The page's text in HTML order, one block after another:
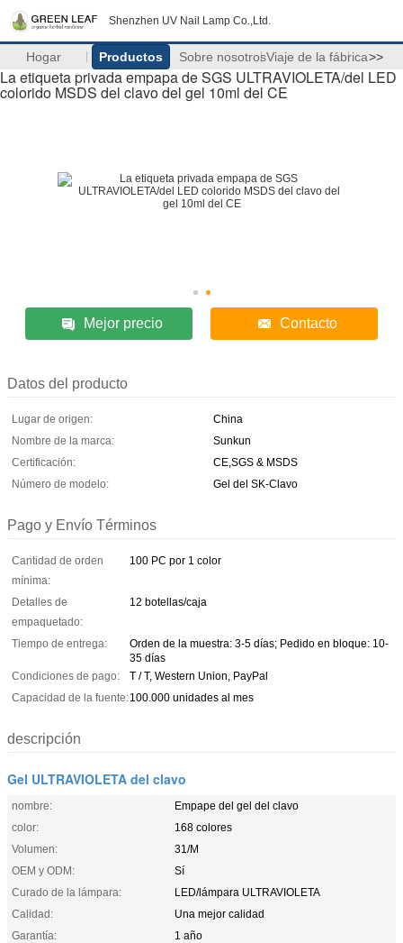
Shenzhen UV Nail Lamp Co.,Ltd.
Hogar Productos Sobre nosotrosViaje de la fábrica>>
La etiqueta privada empapa de SGS ULTRAVIOLETA/del LED
colorido MSDS del clavo del gel 10ml del CE
Mejor precio Contacto
Datos del producto
Lugar de origen:
China
Nombre de la marca:
Sunkun
Certificación:
CE,SGS & MSDS
Número de modelo:
Gel del SK-Clavo
Pago y Envío Términos
Cantidad de orden
mínima:
100 PC por 1 color
Detalles de
empaquetado:
12 botellas/caja
Tiempo de entrega:
Orden de la muestra: 3-5 días; Pedido en bloque: 10-
35 días
Condiciones de pago:
T / T, Western Union, PayPal
Capacidad de la fuente:100.000 unidades al mes
descripción
Gel ULTRAVIOLETA del clavo
nombre:
Empape del gel del clavo
color:
168 colores
Volumen:
31/M
OEM y ODM:
Sí
Curado de la lámpara:
LED/lámpara ULTRAVIOLETA
Calidad:
Una mejor calidad
Garantía:
1 año